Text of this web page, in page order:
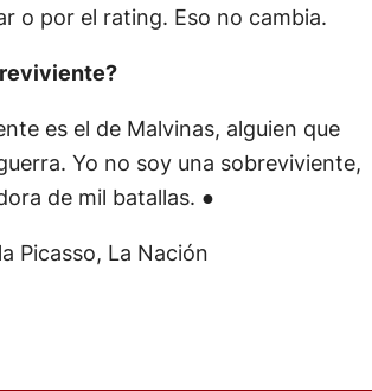
o por el rating. Eso no cambia.
es el de Malvinas, alguien que
Yo no soy una sobreviviente,
de mil batallas. ●
Picasso, La Nación